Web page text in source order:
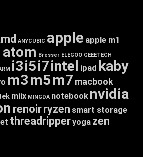
ANYCUBIC apple apple m1
atom Bresser ELEGOO GEEETECH
i3i5i7intel ipad kaby
m3m5m7 macbook
miix MINGDA notebook nvidia
renoirryzen smart storage
threadripperyoga zen